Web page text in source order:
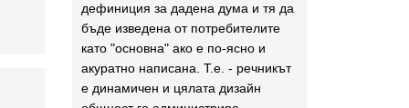
дефиниция за дадена дума и тя да
бъде изведена от потребителите
като "основна" ако е по-ясно и
акуратно написана. Т.е. - речникът
е динамичен и цялата дизайн